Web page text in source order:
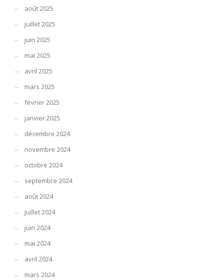
août 2025
juillet 2025
juin 2025
mai 2025
avril 2025
mars 2025
février 2025
janvier 2025
décembre 2024
novembre 2024
octobre 2024
septembre 2024
août 2024
juillet 2024
juin 2024
mai 2024
avril 2024
mars 2024